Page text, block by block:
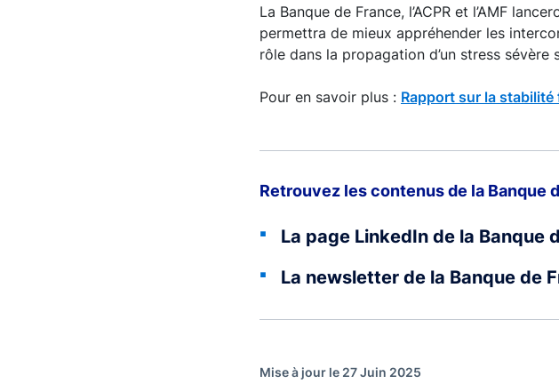
La Banque de France, l’ACPR et l’AMF
permettra de mieux appréhender les
rôle dans la propagation d’un stress sévère
Pour en savoir plus : Rapport sur la
Retrouvez les contenus de la Banque
La page LinkedIn de la Banque
La newsletter de la Banque de
Mise à jour le 27 Juin 2025